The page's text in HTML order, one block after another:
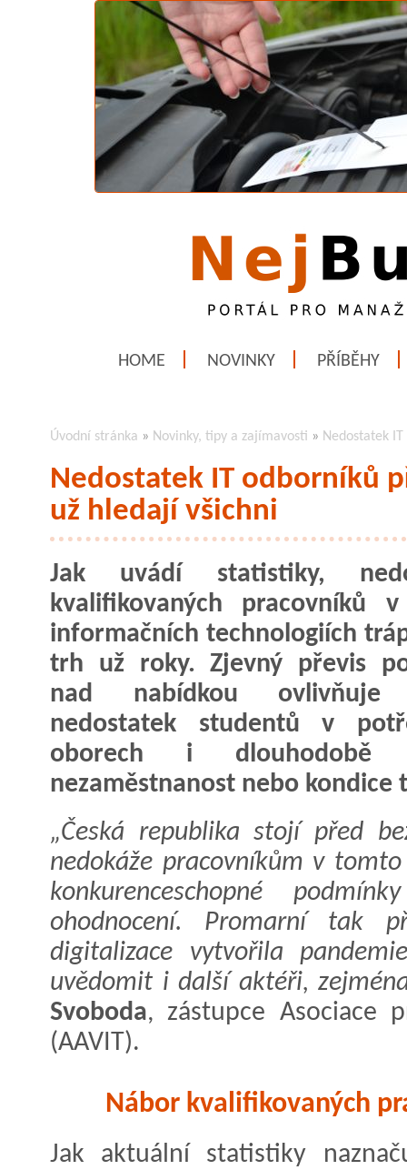
HOME NOVINKY PŘÍBĚHY
Úvodní stránka » Novinky, tipy a zajímavosti » Nedostatek
Nedostatek IT odborníků
už hledají všichni
Jak uvádí statistiky,
kvalifikovaných pracovníků
informačních technologiích
trh už roky. Zjevný převis
nad nabídkou ovlivňuje
nedostatek studentů v
oborech i dlouhodobě
nezaměstnanost nebo kondice
„Česká republika stojí před
nedokáže pracovníkům v
konkurenceschopné
ohodnocení. Promarní tak
digitalizace vytvořila
uvědomit i další aktéři,
Svoboda, zástupce Asociace
(AAVIT).
Nábor kvalifikovaných
Jak aktuální statistiky